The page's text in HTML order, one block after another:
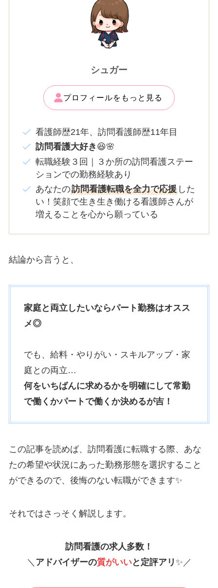
シュガー
プロフィールをもっと見る
看護師歴21年、訪問看護師歴11年目
訪問看護大好き 😆🌸
転職経験３回｜３か所の訪問看護ステー
ションでの勤務経験あり
あなたの訪問看護転職を全力で応援した
い！笑顔で生き生き働ける看護師さんが
増えることを心から願っている
結論から言うと、
家庭と両立したいならパート勤務はオスス
メ◎
でも、給料・やりがい・スキルアップ・家
庭との両立…
何をいちばんに求めるかを明確にして常勤
で働くかパートで働くか決めるが吉！
この記事を読めば、訪問看護に転職する際、あな
たの希望や状況にあった勤務形態を選択すること
ができるので、後悔のない転職ができます✨
それではさっそく解説します。
訪問看護の求人多数！
＼ アドバイザーの質がいいと定評アリ ✨／